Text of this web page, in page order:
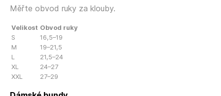
Měřte obvod ruky za klouby.
Velikost Obvod ruky
S
16,5–19
M
19–21,5
L
21,5–24
XL
24–27
XXL
27–29